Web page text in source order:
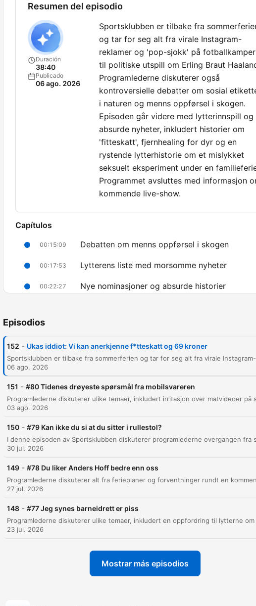
Resumen del episodio
Duración
38:40
Publicado
06 ago. 2026
Sportsklubben er tilbake fra
og tar for seg alt fra virale Instagram-
reklamer og 'pop-sjokk' på fotballkamper
til politiske utspill om Erling Braut
Programlederne diskuterer også
kontroversielle debatter om sosial
i naturen og menns oppførsel i skogen.
Episoden går videre med lytterinnspill og
absurde nyheter, inkludert historier om
'fitteskatt', fjernhealing for dyr og en
rystende lytterhistorie om et mislykket
seksuelt eksperiment under en
Programmet avsluttes med informasjon
kommende live-show.
Capítulos
00:15:09 Debatten om menns oppførsel i skogen
00:17:53 Lytterens liste med morsomme nyheter
00:22:27 Nye nominasjoner og absurde historier
Destacados
Det var en nasjonalskatt som pratet. Ja, det er reklame
for inatur.no.
encountered on Instagram.
skulle betale en fitteskatt på 69 kroner.
00:21:13 · Dette refererer til en absurd sak der en mann krevde
På vei til badet møtte hun sin far, som ble vittment til
hans datter stod klissnaken med sæd ut av munn og
nese, med hans sviger skjønn løpen etter mens han
Episodios
152 - Ukas iddiot: Vi kan anerkjenne f*tteskatt og 69 kroner
06 ago. 2026
151 - #80 Tidenes drøyeste spørsmål fra mobilsvareren
03 ago. 2026
150 - #79 Kan ikke du si at du sitter i rullestol?
30 jul. 2026
149 - #78 Du liker Anders Hoff bedre enn oss
27 jul. 2026
148 - #77 Jeg synes barneidrett er piss
23 jul. 2026
Mostrar más episodios